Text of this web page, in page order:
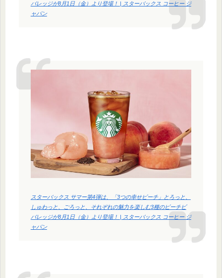
バレッジが8月1日（金）より登場！ | スターバックス コーヒー ジ
ャパン
スターバックス サマー第4弾は、「3つの幸せピーチ」とろっと、
しゅわっと、ごろっと、それぞれの魅力を楽しむ3種のピーチビ
バレッジが8月1日（金）より登場！ | スターバックス コーヒー ジ
ャパン